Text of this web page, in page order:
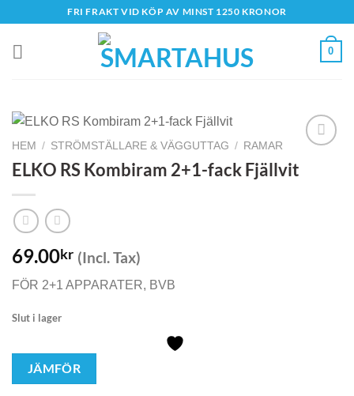
content
FRI FRAKT VID KÖP AV MINST 1250 KRONOR
0
HEM / STRÖMSTÄLLARE & VÄGGUTTAG / RAMAR
ELKO RS Kombiram 2+1-fack Fjällvit
69.00kr (Incl. Tax)
FÖR 2+1 APPARATER, BVB
Slut i lager
JÄMFÖR